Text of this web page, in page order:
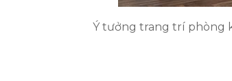
Ý tưởng trang trí phòng